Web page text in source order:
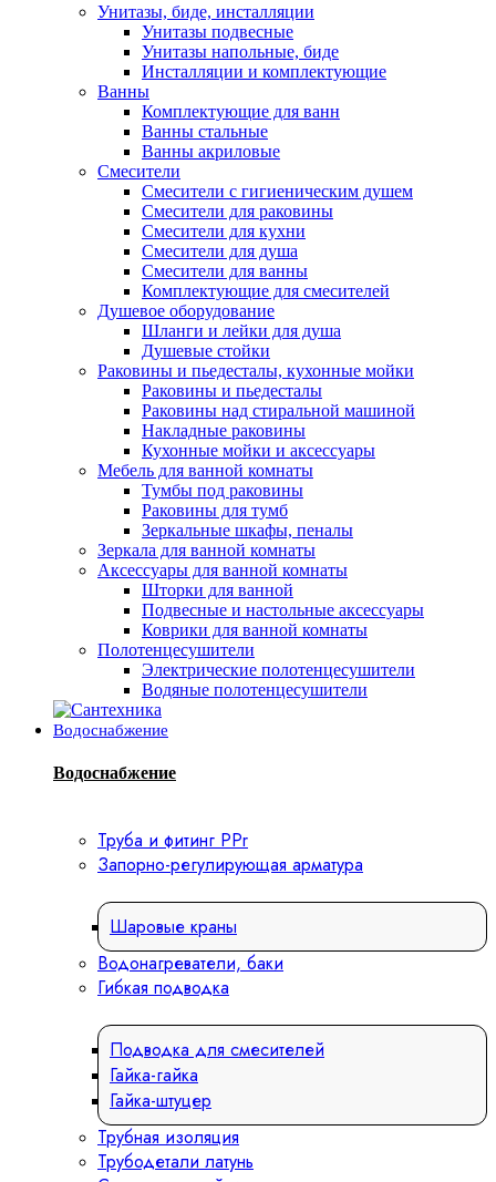
Унитазы, биде, инсталляции
Унитазы подвесные
Унитазы напольные, биде
Инсталляции и комплектующие
Ванны
Комплектующие для ванн
Ванны стальные
Ванны акриловые
Смесители
Смесители с гигиеническим душем
Смесители для раковины
Смесители для кухни
Смесители для душа
Смесители для ванны
Комплектующие для смесителей
Душевое оборудование
Шланги и лейки для душа
Душевые стойки
Раковины и пьедесталы, кухонные мойки
Раковины и пьедесталы
Раковины над стиральной машиной
Накладные раковины
Кухонные мойки и аксессуары
Мебель для ванной комнаты
Тумбы под раковины
Раковины для тумб
Зеркальные шкафы, пеналы
Зеркала для ванной комнаты
Аксессуары для ванной комнаты
Шторки для ванной
Подвесные и настольные аксессуары
Коврики для ванной комнаты
Полотенцесушители
Электрические полотенцесушители
Водяные полотенцесушители
Водоснабжение
Водоснабжение
Труба и фитинг PPr
Запорно-регулирующая арматура
Шаровые краны
Водонагреватели, баки
Гибкая подводка
Подводка для смесителей
Гайка-гайка
Гайка-штуцер
Трубная изоляция
Трубодетали латунь